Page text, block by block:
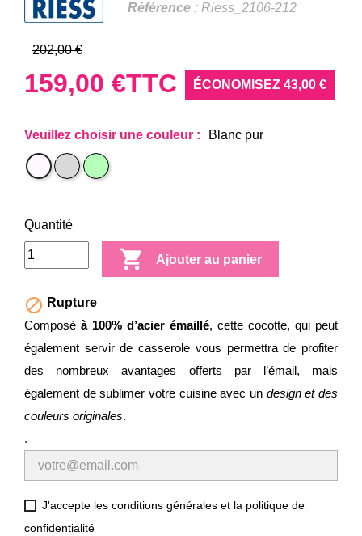
Référence : Riess_2106-212
202,00 €
159,00 €TTC ÉCONOMISEZ 43,00 €
Veuillez choisir une couleur : Blanc pur
Blanc Gris
Vert
Quantité
 Ajouter au panier
 Rupture
Composé à 100% d’acier émaillé, cette cocotte, qui peut
également servir de casserole vous permettra de profiter
des nombreux avantages offerts par l’émail, mais
également de sublimer votre cuisine avec un design et des
couleurs originales.
.
J'accepte les conditions générales et la politique de
confidentialité